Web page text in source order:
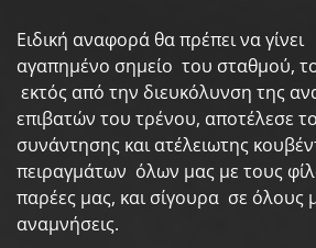
Ειδική αναφορά θα πρέπει να γίνει
αγαπημένο σημείο του σταθμού,
εκτός από την διευκόλυνση της
επιβατών του τρένου, αποτέλεσε
συνάντησης και ατέλειωτης
πειραγμάτων όλων μας με τους
παρέες μας, και σίγουρα σε όλους
αναμνήσεις.